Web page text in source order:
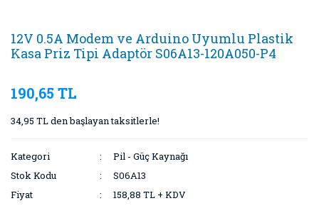
12V 0.5A Modem ve Arduino Uyumlu Plastik
Kasa Priz Tipi Adaptör S06A13-120A050-P4
190,65 TL
34,95 TL den başlayan taksitlerle!
Kategori
Pil - Güç Kaynağı
Stok Kodu
S06A13
Fiyat
158,88 TL + KDV